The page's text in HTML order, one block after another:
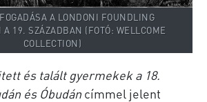
A LONDONI FOUNDLING
A 19. SZÁZADBAN (FOTÓ: WELLCOME
COLLECTION)
és talált gyermekek a 18.
és Óbudán címmel jelent